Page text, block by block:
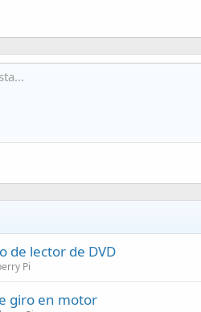
de lector de DVD
Pi
giro en motor